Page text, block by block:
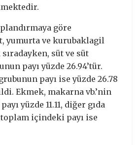
göre
yumurta ve kurubaklagil
süt ve süt
payı yüzde 26.94’tür.
payı ise yüzde 26.78
Ekmek, makarna vb.’nin
yüzde 11.11, diğer gıda
içindeki payı ise